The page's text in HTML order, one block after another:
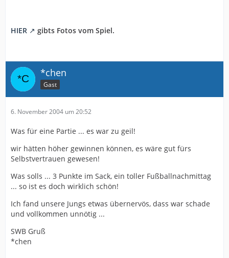
HIER gibts Fotos vom Spiel.
*chen
Gast
6. November 2004 um 20:52
Was für eine Partie ... es war zu geil!
wir hätten höher gewinnen können, es wäre gut fürs
Selbstvertrauen gewesen!
Was solls ... 3 Punkte im Sack, ein toller Fußballnachmittag
... so ist es doch wirklich schön!
Ich fand unsere Jungs etwas übernervös, dass war schade
und vollkommen unnötig ...
SWB Gruß
*chen